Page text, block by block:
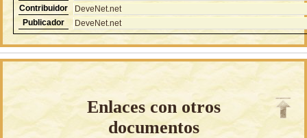
Contribuidor
DeveNet.net
Publicador
DeveNet.net
Enlaces con otros
documentos